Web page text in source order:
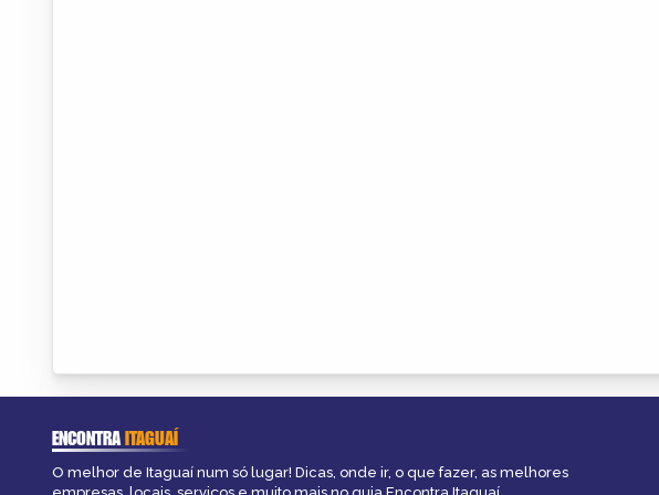
ENCONTRAITAGUAÍ
O melhor de Itaguaí num só lugar! Dicas, onde ir, o que fazer, as melhores